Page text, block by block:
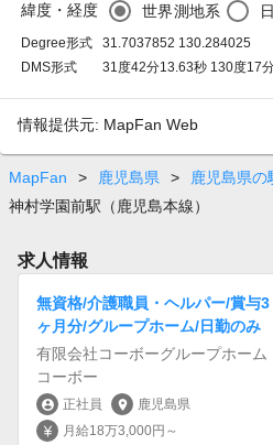
緯度・経度 世界測地系
Degree形式
31.7037852 130.284025
DMS形式
31度42分13.63秒 130度17
情報提供元: MapFan Web
MapFan > 鹿児島県 > 鹿児島県の
神村学園前駅（鹿児島本線）
求人情報
無資格/介護職員・ヘルパー/賞与3
ヶ月分/グループホーム/日勤のみ
有限会社コーボーグループホーム
コーボー
account_circle 正社員 location_on 鹿児島県
currency_yen 月給18万3,000円～